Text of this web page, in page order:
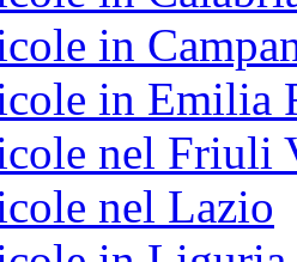
in
in Emilia
nel Friuli
nel Lazio